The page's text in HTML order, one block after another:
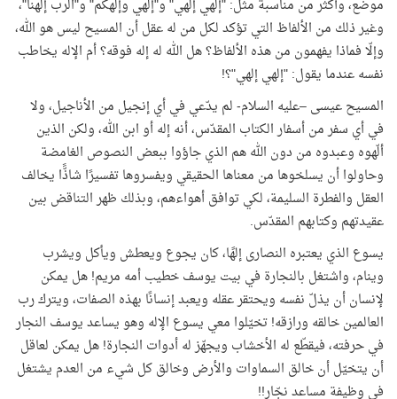
موضع، وأكثر من مناسبة مثل: "إلهي إلهي" و"إلهي وإلهكم" و"الرب إلهنا"،
وغير ذلك من الألفاظ التي تؤكد لكل من له عقل أن المسيح ليس هو الله،
وإلّا فماذا يفهمون من هذه الألفاظ؟ هل الله له إله فوقه؟ أم الإله يخاطب
نفسه عندما يقول: "إلهي إلهي"؟!
المسيح عيسى –عليه السلام- لم يدّعي في أي إنجيل من الأناجيل، ولا
في أي سفر من أسفار الكتاب المقدّس، أنه إله أو ابن الله، ولكن الذين
ألّهوه وعبدوه من دون الله هم الذي جاؤوا ببعض النصوص الغامضة
وحاولوا أن يسلخوها من معناها الحقيقي ويفسروها تفسيرًا شاذًّا يخالف
العقل والفطرة السليمة، لكي توافق أهواءهم، وبذلك ظهر التناقض بين
عقيدتهم وكتابهم المقدّس.
يسوع الذي يعتبره النصارى إلهًا، كان يجوع ويعطش ويأكل ويشرب
وينام، واشتغل بالنجارة في بيت يوسف خطيب أمه مريم! هل يمكن
لإنسان أن يذلّ نفسه ويحتقر عقله ويعبد إنسانًا بهذه الصفات، ويترك رب
العالمين خالقه ورازقه! تخيّلوا معي يسوع الإله وهو يساعد يوسف النجار
في حرفته، فيقطّع له الأخشاب ويجهّز له أدوات النجارة! هل يمكن لعاقل
أن يتخيّل أن خالق السماوات والأرض وخالق كل شيء من العدم يشتغل
في وظيفة مساعد نجّار!!